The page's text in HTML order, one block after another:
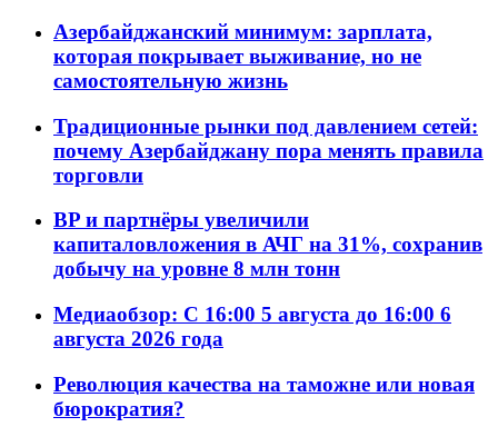
Азербайджанский минимум: зарплата,
которая покрывает выживание, но не
самостоятельную жизнь
Традиционные рынки под давлением сетей:
почему Азербайджану пора менять правила
торговли
BP и партнёры увеличили
капиталовложения в АЧГ на 31%, сохранив
добычу на уровне 8 млн тонн
Медиаобзор: С 16:00 5 августа до 16:00 6
августа 2026 года
Революция качества на таможне или новая
бюрократия?